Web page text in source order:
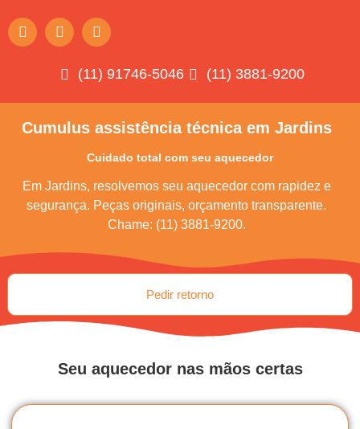
(11) 91746-5046 (11) 3881-9200
Cumulus assistência técnica em Jardins
Cuidado total com seu aquecedor
Em Jardins, resolvemos seu aquecedor com rapidez e
segurança. Peças originais, orçamento transparente.
Chame: (11) 3881-9200.
Pedir retorno
Seu aquecedor nas mãos certas